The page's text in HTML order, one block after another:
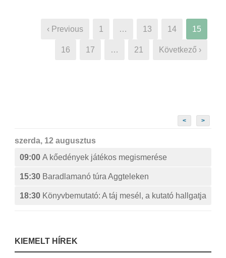
‹ Previous 1 … 13 14 15
16 17 … 21 Következő ›
< >
szerda, 12 augusztus
09:00 A kőedények játékos megismerése
15:30 Baradlamanó túra Aggteleken
18:30 Könyvbemutató: A táj mesél, a kutató hallgatja
KIEMELT HÍREK